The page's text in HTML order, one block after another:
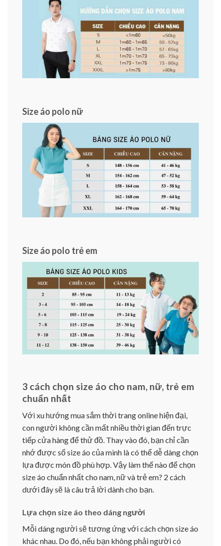
Size áo polo nữ
Size áo polo trẻ em
3 cách chọn size áo cho nam, nữ, trẻ em
chuẩn nhất
Với xu hướng mua sắm thời trang online hiện đại,
con người không cần mất nhiều thời gian đến trực
tiếp cửa hàng để thử đồ. Thay vào đó, bạn chỉ cần
nhớ được số size áo của mình là có thể dễ dàng chọn
lựa được món đồ phù hợp. Vậy làm thế nào để chọn
size áo chuẩn nhất cho nam, nữ và trẻ em? 2 cách
dưới đây sẽ là câu trả lời dành cho bạn.
Lựa chọn size áo theo dáng người
Mỗi dáng người sẽ tương ứng với cách chọn size áo
khác nhau. Do đó, nếu bạn không phải người có